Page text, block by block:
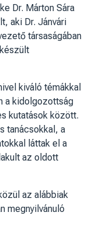
Dr. Márton Sára
aki Dr. Jánvári
társaságában
kiváló témákkal
a kidolgozottság
kutatások között.
tanácsokkal, a
láttak el a
az oldott
az alábbiak
megnyilvánuló